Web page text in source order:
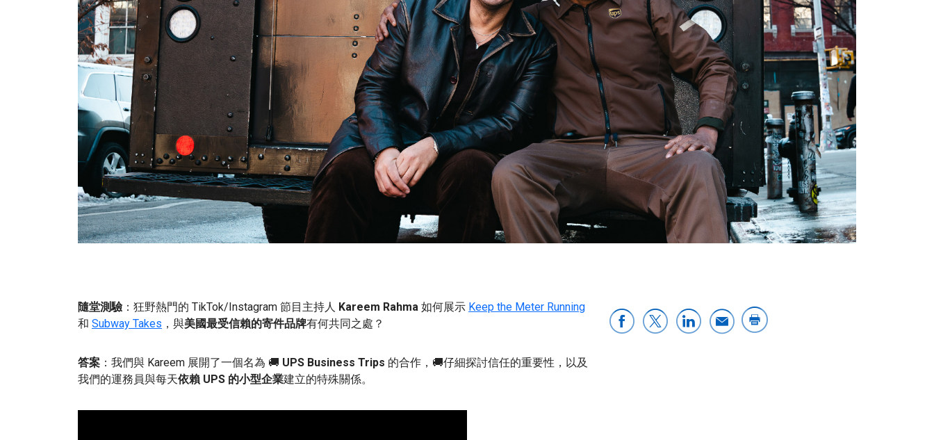
隨堂測驗：狂野熱門的 TikTok/Instagram 節目主持人 Kareem Rahma 如何展示 Keep the Meter Running
和 Subway Takes ，與美國最受信賴的寄件品牌有何共同之處？
答案 ：我們與 Kareem 展開了一個名為 🚚 UPS Business Trips 的合作，🚚仔細探討信任的重要性，以及
我們的運務員與每天依賴 UPS 的小型企業建立的特殊關係。